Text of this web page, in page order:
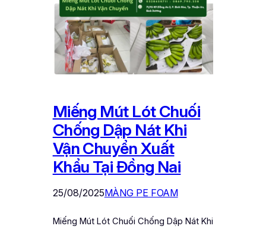
Miếng Mút Lót Chuối
Chống Dập Nát Khi
Vận Chuyển Xuất
Khẩu Tại Đồng Nai
25/08/2025MÀNG PE FOAM
Miếng Mút Lót Chuối Chống Dập Nát Khi